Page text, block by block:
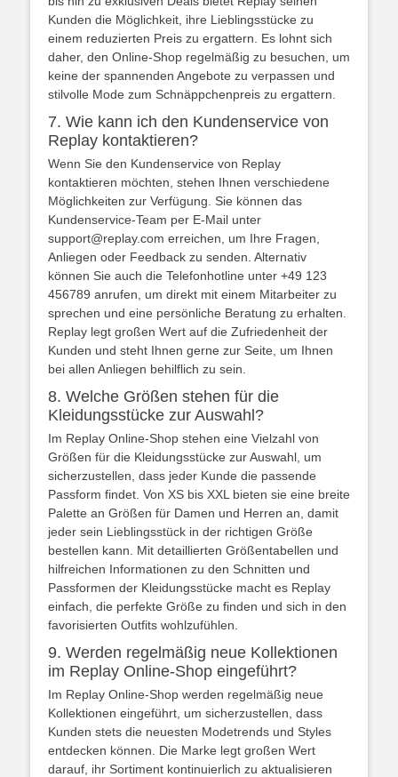
Kunden die Möglichkeit, ihre Lieblingsstücke zu
einem reduzierten Preis zu ergattern. Es lohnt sich
daher, den Online-Shop regelmäßig zu besuchen, um
keine der spannenden Angebote zu verpassen und
stilvolle Mode zum Schnäppchenpreis zu ergattern.
7. Wie kann ich den Kundenservice von
Replay kontaktieren?
Wenn Sie den Kundenservice von Replay
kontaktieren möchten, stehen Ihnen verschiedene
Möglichkeiten zur Verfügung. Sie können das
Kundenservice-Team per E-Mail unter
support@replay.com erreichen, um Ihre Fragen,
Anliegen oder Feedback zu senden. Alternativ
können Sie auch die Telefonhotline unter +49 123
456789 anrufen, um direkt mit einem Mitarbeiter zu
sprechen und eine persönliche Beratung zu erhalten.
Replay legt großen Wert auf die Zufriedenheit der
Kunden und steht Ihnen gerne zur Seite, um Ihnen
bei allen Anliegen behilflich zu sein.
8. Welche Größen stehen für die
Kleidungsstücke zur Auswahl?
Im Replay Online-Shop stehen eine Vielzahl von
Größen für die Kleidungsstücke zur Auswahl, um
sicherzustellen, dass jeder Kunde die passende
Passform findet. Von XS bis XXL bieten sie eine breite
Palette an Größen für Damen und Herren an, damit
jeder sein Lieblingsstück in der richtigen Größe
bestellen kann. Mit detaillierten Größentabellen und
hilfreichen Informationen zu den Schnitten und
Passformen der Kleidungsstücke macht es Replay
einfach, die perfekte Größe zu finden und sich in den
favorisierten Outfits wohlzufühlen.
9. Werden regelmäßig neue Kollektionen
im Replay Online-Shop eingeführt?
Im Replay Online-Shop werden regelmäßig neue
Kollektionen eingeführt, um sicherzustellen, dass
Kunden stets die neuesten Modetrends und Styles
entdecken können. Die Marke legt großen Wert
darauf, ihr Sortiment kontinuierlich zu aktualisieren